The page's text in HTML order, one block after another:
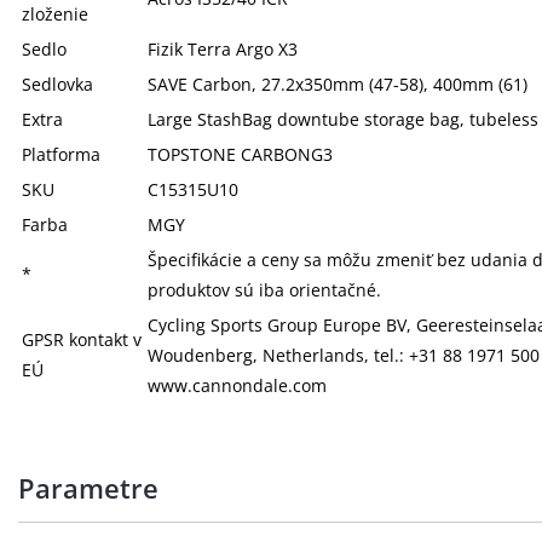
zloženie
Sedlo
Fizik Terra Argo X3
Sedlovka
SAVE Carbon, 27.2x350mm (47-58), 400mm (61)
Extra
Large StashBag downtube storage bag,
Platforma
TOPSTONE CARBONG3
SKU
C15315U10
Farba
MGY
*
Špecifikácie a ceny sa môžu zmeniť bez udania
produktov sú iba orientačné.
GPSR kontakt v
EÚ
Cycling Sports Group Europe BV,
Woudenberg, Netherlands, tel.: +31 88 1971
www.cannondale.com
Parametre